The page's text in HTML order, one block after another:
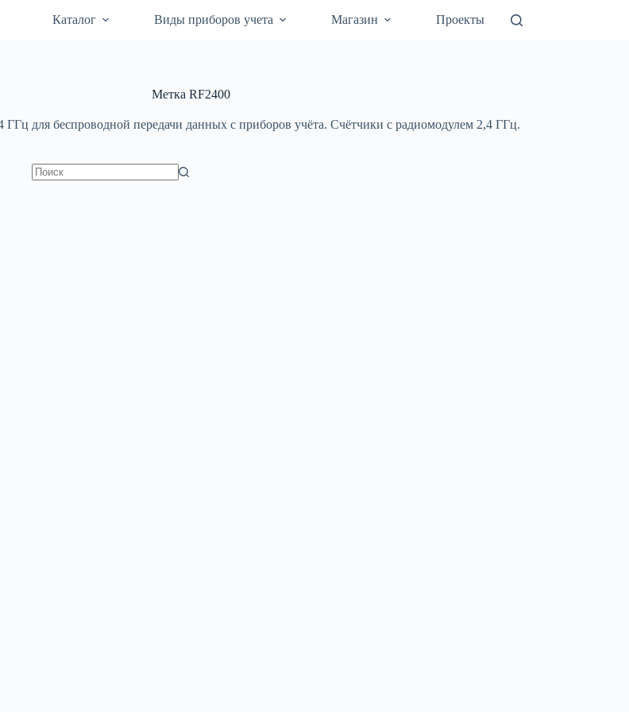
Каталог Виды приборов учета Магазин Проекты
Метка RF2400
для беспроводной передачи данных с приборов учёта. Счётчики с радиомодулем 2,4 ГГц.